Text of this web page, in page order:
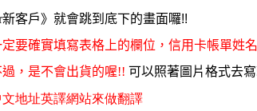
新客戶》就會跳到底下的畫面囉!!
要確實填寫表格上的欄位， 信用卡帳單姓
，是不會出貨的喔!! 可以照著圖片格式去
地址英譯網站來做翻譯